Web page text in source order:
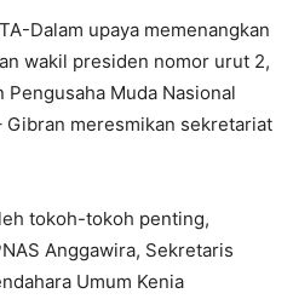
Dalam upaya memenangkan
wakil presiden nomor urut 2,
Pengusaha Muda Nasional
Gibran meresmikan sekretariat
tokoh-tokoh penting,
Anggawira, Sekretaris
Umum Kenia